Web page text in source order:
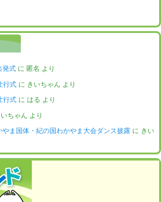
発式 に 匿名 より
行式 に きいちゃん より
行式 にはる より
いちゃん より
ま国体・紀の国わかやま大会ダンス披露 に きい